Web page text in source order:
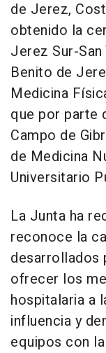
de Jerez,
obtenido la
Jerez Sur-
Benito de
Medicina
que por parte
Campo de
de Medicina
Universitario
La Junta ha
reconoce la
desarrollados
ofrecer los
hospitalaria a
influencia y
equipos con